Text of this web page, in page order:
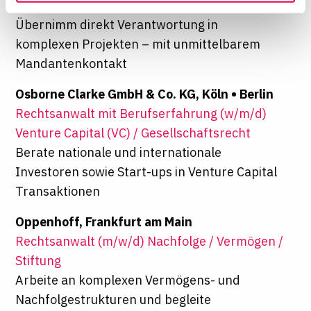
Ihre Einwilligung widerrufen, indem Sie am Ende der
Seite auf "Cookie-Einstellungen" klicken. Weitere
Informationen finden Sie in unseren
Datenschutzhinweisen
Finance in Frankfurt am Main
Übernimm direkt Verantwortung in
komplexen Projekten – mit unmittelbarem
Mandantenkontakt
Osborne Clarke GmbH & Co. KG, Köln • Berlin
Rechtsanwalt mit Berufserfahrung (w/m/d)
Venture Capital (VC) / Gesellschaftsrecht
Berate nationale und internationale
Investoren sowie Start-ups in Venture Capital
Transaktionen
Oppenhoff, Frankfurt am Main
Rechtsanwalt (m/w/d) Nachfolge / Vermögen /
Stiftung
Arbeite an komplexen Vermögens- und
Nachfolgestrukturen und begleite